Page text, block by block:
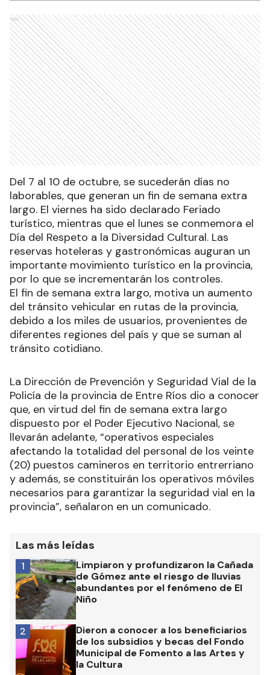
Ads
Del 7 al 10 de octubre, se sucederán días no
laborables, que generan un fin de semana extra
largo. El viernes ha sido declarado Feriado
turístico, mientras que el lunes se conmemora el
Día del Respeto a la Diversidad Cultural. Las
reservas hoteleras y gastronómicas auguran un
importante movimiento turístico en la provincia,
por lo que se incrementarán los controles.
El fin de semana extra largo, motiva un aumento
del tránsito vehicular en rutas de la provincia,
debido a los miles de usuarios, provenientes de
diferentes regiones del país y que se suman al
tránsito cotidiano.
La Dirección de Prevención y Seguridad Vial de la
Policía de la provincia de Entre Ríos dio a conocer
que, en virtud del fin de semana extra largo
dispuesto por el Poder Ejecutivo Nacional, se
llevarán adelante, “operativos especiales
afectando la totalidad del personal de los veinte
(20) puestos camineros en territorio entrerriano
y además, se constituirán los operativos móviles
necesarios para garantizar la seguridad vial en la
provincia”, señalaron en un comunicado.
Las más leídas
Limpiaron y profundizaron la Cañada
de Gómez ante el riesgo de lluvias
abundantes por el fenómeno de El
Niño
1
Dieron a conocer a los beneficiarios
de los subsidios y becas del Fondo
Municipal de Fomento a las Artes y
la Cultura
2